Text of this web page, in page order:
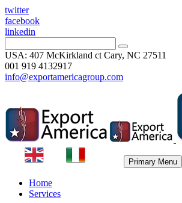
twitter
facebook
linkedin
USA: 407 McKirkland ct Cary, NC 27511
001 919 4132917
info@exportamericagroup.com
Primary Menu
Home
Services